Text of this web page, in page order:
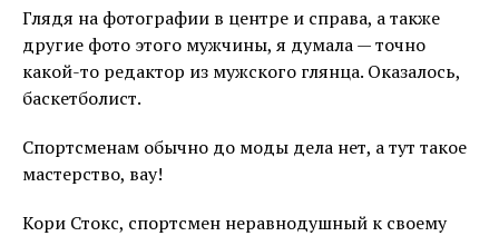
Глядя на фотографии в центре и справа, а также
другие фото этого мужчины, я думала — точно
какой-то редактор из мужского глянца. Оказалось,
баскетболист.
Спортсменам обычно до моды дела нет, а тут такое
мастерство, вау!
Кори Стокс, спортсмен неравнодушный к своему